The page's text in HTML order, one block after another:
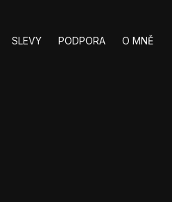
SLEVY PODPORA O MNĚ